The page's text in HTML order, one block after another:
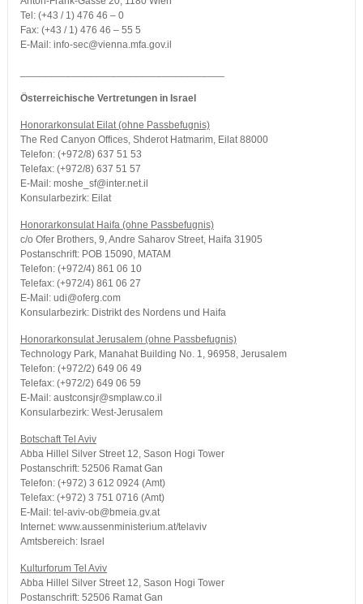
Tel: (+43 / 1) 476 46 – 0
Fax: (+43 / 1) 476 46 – 55 5
E-Mail: info-sec@vienna.mfa.gov.il
Österreichische Vertretungen in Israel
Honorarkonsulat Eilat (ohne Passbefugnis)
The Red Canyon Offices, Shderot Hatmarim, Eilat 88000
Telefon: (+972/8) 637 51 53
Telefax: (+972/8) 637 51 57
E-Mail: moshe_sf@inter.net.il
Konsularbezirk: Eilat
Honorarkonsulat Haifa (ohne Passbefugnis)
c/o Ofer Brothers, 9, Andre Saharov Street, Haifa 31905
Postanschrift: POB 15090, MATAM
Telefon: (+972/4) 861 06 10
Telefax: (+972/4) 861 06 27
E-Mail: udi@oferg.com
Konsularbezirk: Distrikt des Nordens und Haifa
Honorarkonsulat Jerusalem (ohne Passbefugnis)
Technology Park, Manahat Building No. 1, 96958, Jerusalem
Telefon: (+972/2) 649 06 49
Telefax: (+972/2) 649 06 59
E-Mail: austconsjr@smplaw.co.il
Konsularbezirk: West-Jerusalem
Botschaft Tel Aviv
Abba Hillel Silver Street 12, Sason Hogi Tower
Postanschrift: 52506 Ramat Gan
Telefon: (+972) 3 612 0924 (Amt)
Telefax: (+972) 3 751 0716 (Amt)
E-Mail: tel-aviv-ob@bmeia.gv.at
Internet: www.aussenministerium.at/telaviv
Amtsbereich: Israel
Kulturforum Tel Aviv
Abba Hillel Silver Street 12, Sason Hogi Tower
Postanschrift: 52506 Ramat Gan